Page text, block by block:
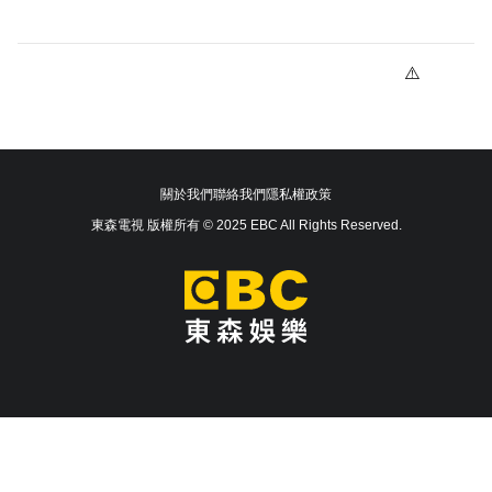
關於我們聯絡我們隱私權政策
東森電視 版權所有 © 2025 EBC All Rights Reserved.